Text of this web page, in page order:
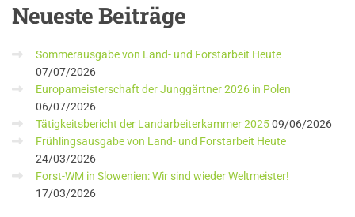
NeuesteBeiträge
Sommerausgabe von Land- und Forstarbeit Heute
07/07/2026
Europameisterschaft der Junggärtner 2026 in Polen
06/07/2026
Tätigkeitsbericht der Landarbeiterkammer 202509/06/2026
Frühlingsausgabe von Land- und Forstarbeit Heute
24/03/2026
Forst-WM in Slowenien: Wir sind wieder Weltmeister!
17/03/2026